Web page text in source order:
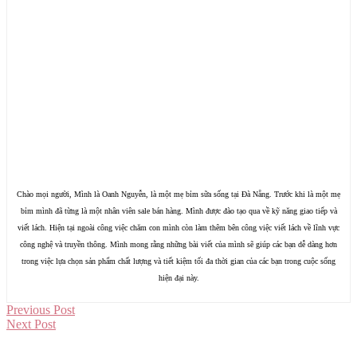
Chào mọi người, Mình là Oanh Nguyễn, là một mẹ bỉm sữa sống tại Đà Nẵng. Trước khi là một mẹ
bỉm mình đã từng là một nhân viên sale bán hàng. Mình được đào tạo qua về kỹ năng giao tiếp và
viết lách. Hiện tại ngoài công việc chăm con mình còn làm thêm bên công việc viết lách về lĩnh vực
công nghệ và truyền thông. Mình mong rằng những bài viết của mình sẽ giúp các bạn dễ dàng hơn
trong việc lựa chọn sản phẩm chất lượng và tiết kiệm tối đa thời gian của các bạn trong cuộc sống
hiện đại này.
Previous Post
Next Post